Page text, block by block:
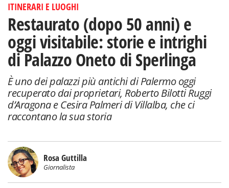
ITINERARI E LUOGHI
Restaurato (dopo 50 anni) e
oggi visitabile: storie e intrighi
di Palazzo Oneto di Sperlinga
È uno dei palazzi più antichi di Palermo oggi
recuperato dai proprietari, Roberto Bilotti Ruggi
d’Aragona e Cesira Palmeri di Villalba, che ci
raccontano la sua storia
Rosa Guttilla
Giornalista